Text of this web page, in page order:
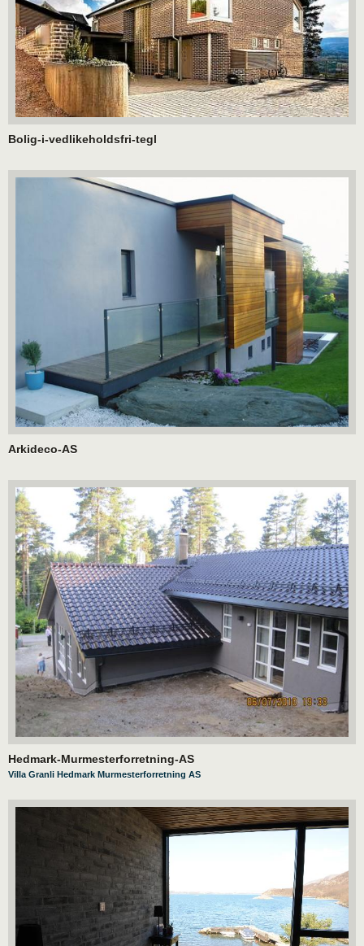
Bolig-i-vedlikeholdsfri-tegl
Arkideco-AS
Hedmark-Murmesterforretning-AS
Villa Granli Hedmark Murmesterforretning AS